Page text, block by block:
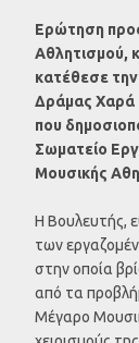
Ερώτηση
Αθλητισμού,
κατέθεσε
Δράμας Χαρά
που
Σωματείο
Μουσικής
Η Βουλευτής,
των
στην οποία
από τα
Μέγαρο